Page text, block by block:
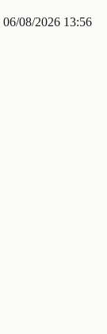
06/08/2026 13:56